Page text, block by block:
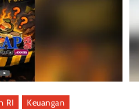
RI
Keuangan